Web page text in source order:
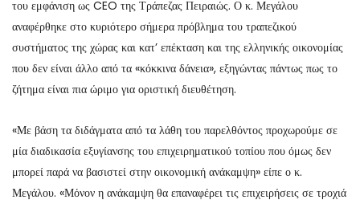
του εμφάνιση ως CEO της Τράπεζας Πειραιώς. Ο κ. Μεγάλου
αναφέρθηκε στο κυριότερο σήμερα πρόβλημα του τραπεζικού
συστήματος της χώρας και κατ’ επέκταση και της ελληνικής οικονομίας
που δεν είναι άλλο από τα «κόκκινα δάνεια», εξηγώντας πάντως πως το
ζήτημα είναι πια ώριμο για οριστική διευθέτηση.
«Με βάση τα διδάγματα από τα λάθη του παρελθόντος προχωρούμε σε
μία διαδικασία εξυγίανσης του επιχειρηματικού τοπίου που όμως δεν
μπορεί παρά να βασιστεί στην οικονομική ανάκαμψη» είπε ο κ.
Μεγάλου. «Μόνον η ανάκαμψη θα επαναφέρει τις επιχειρήσεις σε τροχιά